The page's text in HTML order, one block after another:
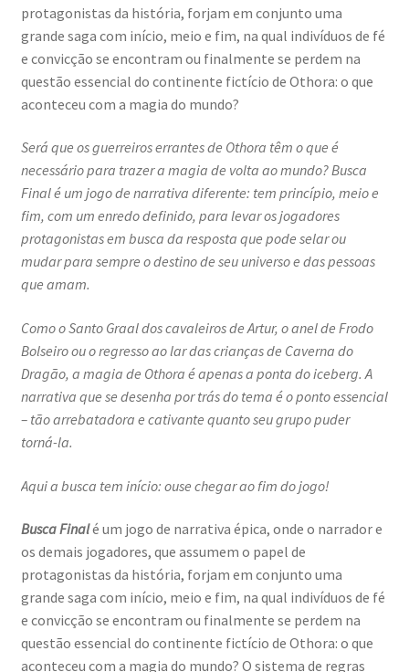
protagonistas da história, forjam em conjunto uma
grande saga com início, meio e fim, na qual indivíduos de fé
e convicção se encontram ou finalmente se perdem na
questão essencial do continente fictício de Othora: o que
aconteceu com a magia do mundo?
Será que os guerreiros errantes de Othora têm o que é
necessário para trazer a magia de volta ao mundo? Busca
Final é um jogo de narrativa diferente: tem princípio, meio e
fim, com um enredo definido, para levar os jogadores
protagonistas em busca da resposta que pode selar ou
mudar para sempre o destino de seu universo e das pessoas
que amam.
Como o Santo Graal dos cavaleiros de Artur, o anel de Frodo
Bolseiro ou o regresso ao lar das crianças de Caverna do
Dragão, a magia de Othora é apenas a ponta do iceberg. A
narrativa que se desenha por trás do tema é o ponto essencial
– tão arrebatadora e cativante quanto seu grupo puder
torná-la.
Aqui a busca tem início: ouse chegar ao fim do jogo!
Busca Finalé um jogo de narrativa épica, onde o narrador e
os demais jogadores, que assumem o papel de
protagonistas da história, forjam em conjunto uma
grande saga com início, meio e fim, na qual indivíduos de fé
e convicção se encontram ou finalmente se perdem na
questão essencial do continente fictício de Othora: o que
aconteceu com a magia do mundo? O sistema de regras